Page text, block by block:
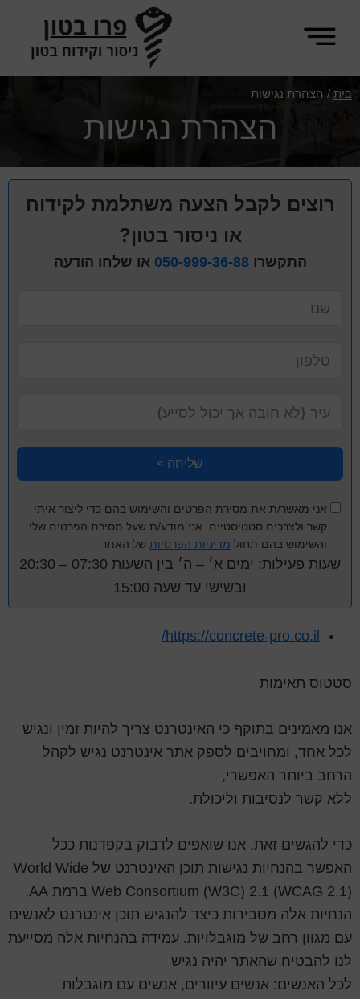
content
פרו
בטון
בית / הצהרת נגישות
הצהרת נגישות
רוצים לקבל הצעה משתלמת לקידוח
או ניסור בטון?
התקשרו050-999-36-88 או שלחו הודעה
שליחה >
אני מאשר/ת את מסירת הפרטים והשימוש בהם כדי ליצור איתי
קשר ולצרכים סטטיסטיים. אני מודע/ת שעל מסירת הפרטים שלי
והשימוש בהם תחול מדיניות הפרטיות של האתר
שעות פעילות: ימים א׳ – ה׳ בין השעות 07:30 – 20:30
ובשישי עד שעה 15:00
https://concrete-pro.co.il/
סטטוס תאימות
אנו מאמינים בתוקף כי האינטרנט צריך להיות זמין ונגיש
לכל אחד, ומחויבים לספק אתר אינטרנט נגיש לקהל
הרחב ביותר האפשרי,
ללא קשר לנסיבות וליכולת.
כדי להגשים זאת, אנו שואפים לדבוק בקפדנות ככל
האפשר בהנחיות נגישות תוכן האינטרנט של World Wide
Web Consortium (W3C) 2.1 (WCAG 2.1) ברמת AA.
הנחיות אלה מסבירות כיצד להנגיש תוכן אינטרנט לאנשים
עם מגוון רחב של מוגבלויות. עמידה בהנחיות אלה מסייעת
לנו להבטיח שהאתר יהיה נגיש
לכל האנשים: אנשים עיוורים, אנשים עם מוגבלות